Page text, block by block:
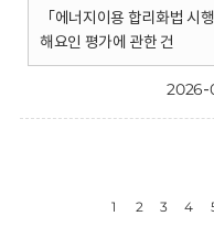
「에너지이용 합리화법 시
해요인 평가에 관한 건
2026-
1 2 3 4